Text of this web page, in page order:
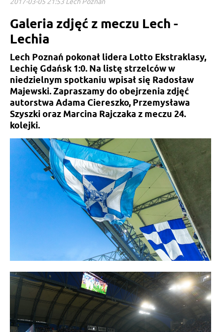
Galeria zdjęć z meczu Lech -
Lechia
Lech Poznań pokonał lidera Lotto Ekstraklasy,
Lechię Gdańsk 1:0. Na listę strzelców w
niedzielnym spotkaniu wpisał się Radosław
Majewski. Zapraszamy do obejrzenia zdjęć
autorstwa Adama Ciereszko, Przemysława
Szyszki oraz Marcina Rajczaka z meczu 24.
kolejki.